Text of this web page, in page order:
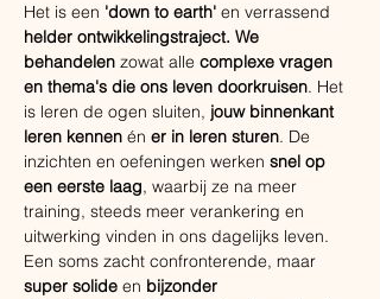
Het is een 'down to earth' en verrassend
helder ontwikkelingstraject. We
behandelen zowat alle complexe vragen
en thema's die ons leven doorkruisen. Het
is leren de ogen sluiten, jouw binnenkant
leren kennen én er in leren sturen. De
inzichten en oefeningen werken snel op
een eerste laag, waarbij ze na meer
training, steeds meer verankering en
uitwerking vinden in ons dagelijks leven.
Een soms zacht confronterende, maar
super solide en bijzonder